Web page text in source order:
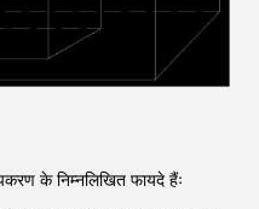
के निम्नलिखित फायदे हैंः